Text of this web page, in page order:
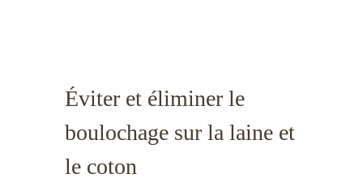
Éviter et éliminer le
boulochage sur la laine et
le coton